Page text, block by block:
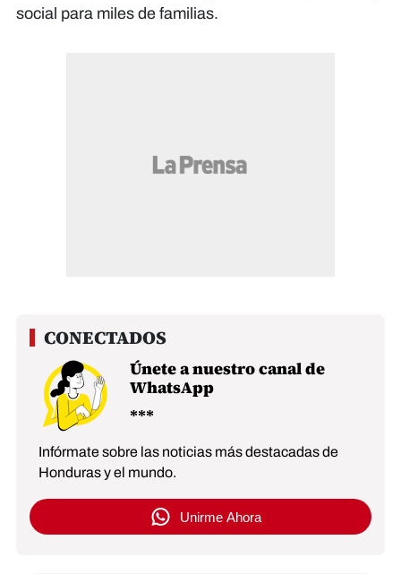
social para miles de familias.
Únete a nuestro canal de
WhatsApp
Infórmate sobre las noticias más destacadas de
Honduras y el mundo.
Unirme Ahora